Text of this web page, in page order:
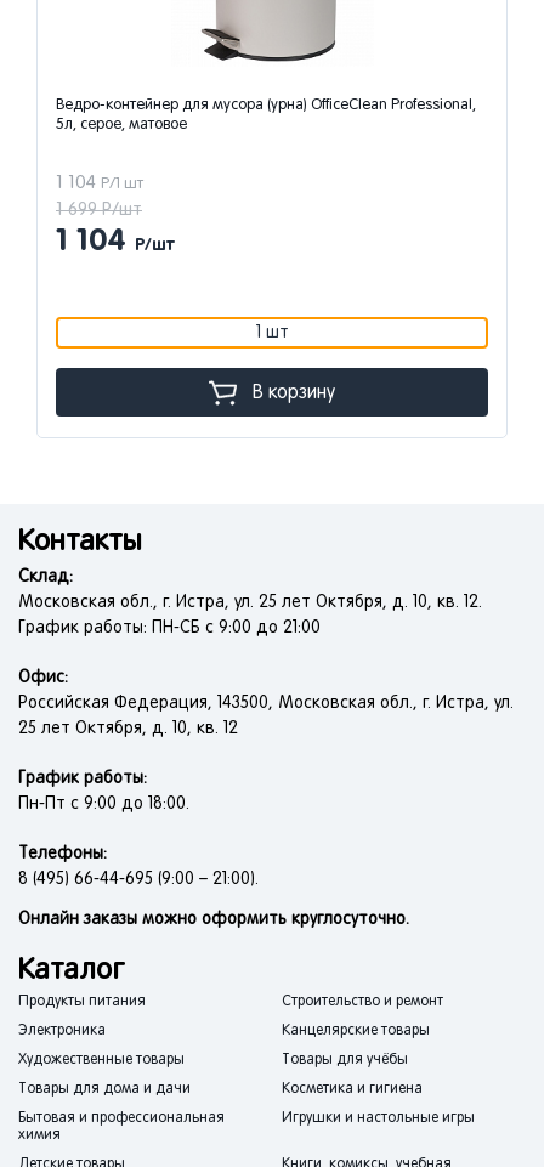
Ведро-контейнер для мусора (урна) OfficeClean Professional,
5л, серое, матовое
1 104 Р/1 шт
1 699 Р/шт
1 104 Р/шт
1 шт
В корзину
Контакты
Склад:
Московская обл., г. Истра, ул. 25 лет Октября, д. 10, кв. 12.
График работы: ПН-СБ с 9:00 до 21:00
Офис:
Российская Федерация, 143500, Московская обл., г. Истра, ул.
25 лет Октября, д. 10, кв. 12
График работы:
Пн-Пт с 9:00 до 18:00.
Телефоны:
8 (495) 66-44-695 (9:00 – 21:00).
Онлайн заказы можно оформить круглосуточно.
Каталог
Продукты питания
Строительство и ремонт
Электроника
Канцелярские товары
Художественные товары
Товары для учёбы
Товары для дома и дачи
Косметика и гигиена
Бытовая и профессиональная
химия
Игрушки и настольные игры